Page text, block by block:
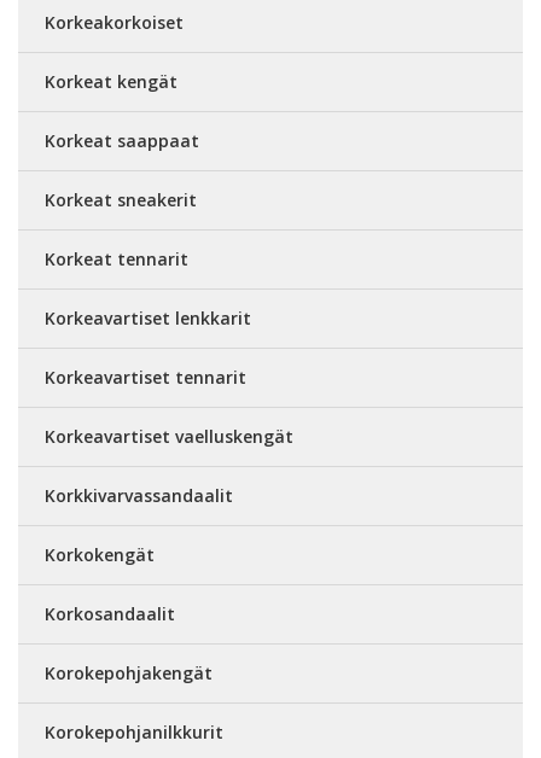
Korkeakorkoiset
Korkeat kengät
Korkeat saappaat
Korkeat sneakerit
Korkeat tennarit
Korkeavartiset lenkkarit
Korkeavartiset tennarit
Korkeavartiset vaelluskengät
Korkkivarvassandaalit
Korkokengät
Korkosandaalit
Korokepohjakengät
Korokepohjanilkkurit